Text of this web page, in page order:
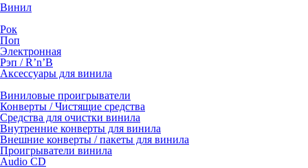
Винил
Рок
Поп
Электронная
Рэп / R’n’B
Аксессуары для винила
Виниловые проигрыватели
Конверты / Чистящие средства
Средства для очистки винила
Внутренние конверты для винила
Внешние конверты / пакеты для винила
Проигрыватели винила
Audio CD